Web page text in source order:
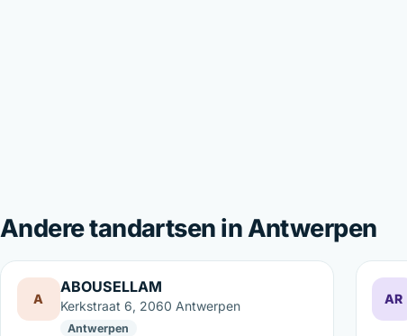
Andere tandartsen in Antwerpen
A
ABOUSELLAM
Kerkstraat 6, 2060 Antwerpen
Antwerpen
AR